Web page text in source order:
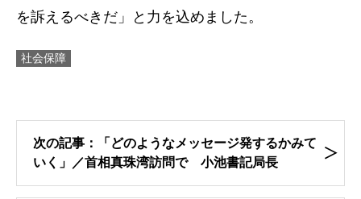
を訴えるべきだ」と力を込めました。
社会保障
次の記事：「どのようなメッセージ発するかみて
いく」／首相真珠湾訪問で 小池書記局長